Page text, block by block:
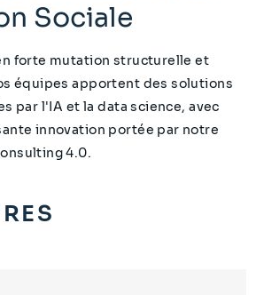
Sociale
forte mutation structurelle et
équipes apportent des solutions
par l'IA et la data science, avec
innovation portée par notre
4.0.